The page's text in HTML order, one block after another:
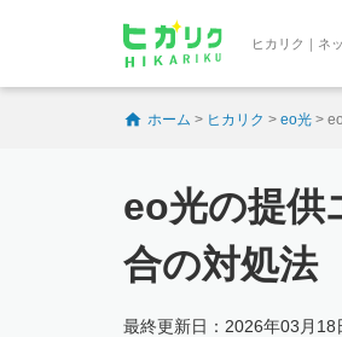
ヒカリク｜ネ
ホーム > ヒカリク > eo光 >
eo光の提供
合の対処法
最終更新日：2026年03月18